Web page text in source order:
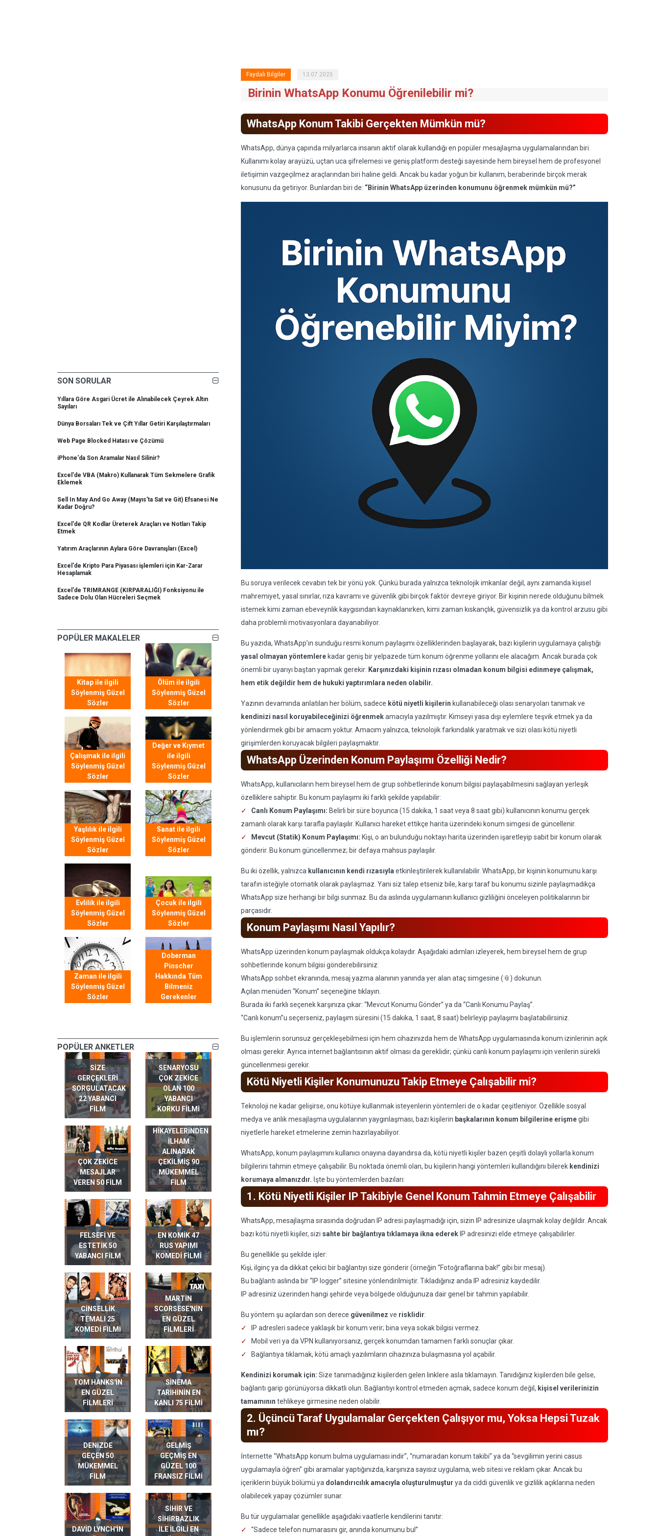
SON SORULAR
Yıllara Göre Asgari Ücret ile Alınabilecek Çeyrek Altın
Sayıları
Dünya Borsaları Tek ve Çift Yıllar Getiri Karşılaştırmaları
Web Page Blocked Hatası ve Çözümü
iPhone'da Son Aramalar Nasıl Silinir?
Excel'de VBA (Makro) Kullanarak Tüm Sekmelere Grafik
Eklemek
Sell In May And Go Away (Mayıs'ta Sat ve Git) Efsanesi Ne
Kadar Doğru?
Excel'de QR Kodlar Üreterek Araçları ve Notları Takip
Etmek
Yatırım Araçlarının Aylara Göre Davranışları (Excel)
Excel'de Kripto Para Piyasası işlemleri için Kar-Zarar
Hesaplamak
Excel'de TRIMRANGE (KIRPARALIĞI) Fonksiyonu ile
Sadece Dolu Olan Hücreleri Seçmek
POPÜLER MAKALELER
Kitap ile ilgili
Söylenmiş Güzel
Sözler
Ölüm ile ilgili
Söylenmiş Güzel
Sözler
Çalışmak ile ilgili
Söylenmiş Güzel
Sözler
Değer ve Kıymet
ile ilgili
Söylenmiş Güzel
Sözler
Yaşlılık ile ilgili
Söylenmiş Güzel
Sözler
Sanat ile ilgili
Söylenmiş Güzel
Sözler
Evlilik ile ilgili
Söylenmiş Güzel
Sözler
Çocuk ile ilgili
Söylenmiş Güzel
Sözler
Zaman ile ilgili
Söylenmiş Güzel
Sözler
Doberman
Pinscher
Hakkında Tüm
Bilmeniz
Gerekenler
POPÜLER ANKETLER
SIZE
GERÇEKLERI
SORGULATACAK
22 YABANCI
FILM
SENARYOSU
ÇOK ZEKICE
OLAN 100
YABANCI
KORKU FILMI
ÇOK ZEKICE
MESAJLAR
VEREN 50 FILM
GERÇEK HAYAT
HIKAYELERINDEN
ILHAM
ALINARAK
ÇEKILMIŞ 90
MÜKEMMEL
FILM
FELSEFI VE
ESTETIK 50
YABANCI FILM
EN KOMIK 47
RUS YAPIMI
KOMEDI FILMI
CINSELLIK
TEMALI 25
KOMEDI FILMI
MARTIN
SCORSESE'NIN
EN GÜZEL
FILMLERI
TOM HANKS'IN
EN GÜZEL
FILMLERI
SINEMA
TARIHININ EN
KANLI 75 FILMI
DENIZDE
GEÇEN 50
MÜKEMMEL
FILM
GELMIŞ
GEÇMIŞ EN
GÜZEL 100
FRANSIZ FILMI
DAVID LYNCH'IN
SIHIR VE
SIHIRBAZLIK
ILE ILGILI EN
Faydalı Bilgiler 13.07.2025
Birinin WhatsApp Konumu Öğrenilebilir mi?
WhatsApp Konum Takibi Gerçekten Mümkün mü?
WhatsApp, dünya çapında milyarlarca insanın aktif olarak kullandığı en popüler mesajlaşma uygulamalarından biri.
Kullanımı kolay arayüzü, uçtan uca şifrelemesi ve geniş platform desteği sayesinde hem bireysel hem de profesyonel
iletişimin vazgeçilmez araçlarından biri haline geldi. Ancak bu kadar yoğun bir kullanım, beraberinde birçok merak
konusunu da getiriyor. Bunlardan biri de: “Birinin WhatsApp üzerinden konumunu öğrenmek mümkün mü?”
Bu soruya verilecek cevabın tek bir yönü yok. Çünkü burada yalnızca teknolojik imkanlar değil, aynı zamanda kişisel
mahremiyet, yasal sınırlar, rıza kavramı ve güvenlik gibi birçok faktör devreye giriyor. Bir kişinin nerede olduğunu bilmek
istemek kimi zaman ebeveynlik kaygısından kaynaklanırken, kimi zaman kıskançlık, güvensizlik ya da kontrol arzusu gibi
daha problemli motivasyonlara dayanabiliyor.
Bu yazıda, WhatsApp’ın sunduğu resmi konum paylaşımı özelliklerinden başlayarak, bazı kişilerin uygulamaya çalıştığı
yasal olmayan yöntemlere kadar geniş bir yelpazede tüm konum öğrenme yollarını ele alacağım. Ancak burada çok
önemli bir uyarıyı baştan yapmak gerekir: Karşınızdaki kişinin rızası olmadan konum bilgisi edinmeye çalışmak,
hem etik değildir hem de hukuki yaptırımlara neden olabilir.
Yazının devamında anlatılan her bölüm, sadece kötü niyetli kişilerin kullanabileceği olası senaryoları tanımak ve
kendinizi nasıl koruyabileceğinizi öğrenmekamacıyla yazılmıştır. Kimseyi yasa dışı eylemlere teşvik etmek ya da
yönlendirmek gibi bir amacım yoktur. Amacım yalnızca, teknolojik farkındalık yaratmak ve sizi olası kötü niyetli
girişimlerden koruyacak bilgileri paylaşmaktır.
WhatsApp Üzerinden Konum Paylaşımı Özelliği Nedir?
WhatsApp, kullanıcıların hem bireysel hem de grup sohbetlerinde konum bilgisi paylaşabilmesini sağlayan yerleşik
özelliklere sahiptir. Bu konum paylaşımı iki farklı şekilde yapılabilir:
Canlı Konum Paylaşımı: Belirli bir süre boyunca (15 dakika, 1 saat veya 8 saat gibi) kullanıcının konumu gerçek
zamanlı olarak karşı tarafla paylaşılır. Kullanıcı hareket ettikçe harita üzerindeki konum simgesi de güncellenir.
Mevcut (Statik) Konum Paylaşımı: Kişi, o an bulunduğu noktayı harita üzerinden işaretleyip sabit bir konum olarak
gönderir. Bu konum güncellenmez; bir defaya mahsus paylaşılır.
Bu iki özellik, yalnızca kullanıcının kendi rızasıyla etkinleştirilerek kullanılabilir. WhatsApp, bir kişinin konumunu karşı
tarafın isteğiyle otomatik olarak paylaşmaz. Yani siz talep etseniz bile, karşı taraf bu konumu sizinle paylaşmadıkça
WhatsApp size herhangi bir bilgi sunmaz. Bu da aslında uygulamanın kullanıcı gizliliğini önceleyen politikalarının bir
parçasıdır.
Konum Paylaşımı Nasıl Yapılır?
WhatsApp üzerinden konum paylaşmak oldukça kolaydır. Aşağıdaki adımları izleyerek, hem bireysel hem de grup
sohbetlerinde konum bilgisi gönderebilirsiniz:
WhatsApp sohbet ekranında, mesaj yazma alanının yanında yer alan ataç simgesine (📎) dokunun.
Açılan menüden “Konum” seçeneğine tıklayın.
Burada iki farklı seçenek karşınıza çıkar: “Mevcut Konumu Gönder” ya da “Canlı Konumu Paylaş”.
“Canlı konum”u seçerseniz, paylaşım süresini (15 dakika, 1 saat, 8 saat) belirleyip paylaşımı başlatabilirsiniz.
Bu işlemlerin sorunsuz gerçekleşebilmesi için hem cihazınızda hem de WhatsApp uygulamasında konum izinlerinin açık
olması gerekir. Ayrıca internet bağlantısının aktif olması da gereklidir; çünkü canlı konum paylaşımı için verilerin sürekli
güncellenmesi gerekir.
Kötü Niyetli Kişiler Konumunuzu Takip Etmeye Çalışabilir mi?
Teknoloji ne kadar gelişirse, onu kötüye kullanmak isteyenlerin yöntemleri de o kadar çeşitleniyor. Özellikle sosyal
medya ve anlık mesajlaşma uygulalarının yaygınlaşması, bazı kişilerin başkalarının konum bilgilerine erişmegibi
niyetlerle hareket etmelerine zemin hazırlayabiliyor.
WhatsApp, konum paylaşımını kullanıcı onayına dayandırsa da, kötü niyetli kişiler bazen çeşitli dolaylı yollarla konum
bilgilerini tahmin etmeye çalışabilir. Bu noktada önemli olan, bu kişilerin hangi yöntemleri kullandığını bilerek kendinizi
korumaya almanızdır. İşte bu yöntemlerden bazıları:
1. Kötü Niyetli Kişiler IP Takibiyle Genel Konum Tahmin Etmeye Çalışabilir
WhatsApp, mesajlaşma sırasında doğrudan IP adresi paylaşmadığı için, sizin IP adresinize ulaşmak kolay değildir. Ancak
bazı kötü niyetli kişiler, sizi sahte bir bağlantıya tıklamaya ikna ederek IP adresinizi elde etmeye çalışabilirler.
Bu genellikle şu şekilde işler:
Kişi, ilginç ya da dikkat çekici bir bağlantıyı size gönderir (örneğin “Fotoğraflarına bak!” gibi bir mesaj).
Bu bağlantı aslında bir “IP logger” sitesine yönlendirilmiştir. Tıkladığınız anda IP adresiniz kaydedilir.
IP adresiniz üzerinden hangi şehirde veya bölgede olduğunuza dair genel bir tahmin yapılabilir.
Bu yöntem şu açılardan son derece güvenilmez ve risklidir:
IP adresleri sadece yaklaşık bir konum verir; bina veya sokak bilgisi vermez.
Mobil veri ya da VPN kullanıyorsanız, gerçek konumdan tamamen farklı sonuçlar çıkar.
Bağlantıya tıklamak, kötü amaçlı yazılımların cihazınıza bulaşmasına yol açabilir.
Kendinizi korumak için: Size tanımadığınız kişilerden gelen linklere asla tıklamayın. Tanıdığınız kişilerden bile gelse,
bağlantı garip görünüyorsa dikkatli olun. Bağlantıyı kontrol etmeden açmak, sadece konum değil, kişisel verilerinizin
tamamının tehlikeye girmesine neden olabilir.
2. Üçüncü Taraf Uygulamalar Gerçekten Çalışıyor mu, Yoksa Hepsi Tuzak
mı?
İnternette “WhatsApp konum bulma uygulaması indir”, “numaradan konum takibi” ya da “sevgilimin yerini casus
uygulamayla öğren” gibi aramalar yaptığınızda, karşınıza sayısız uygulama, web sitesi ve reklam çıkar. Ancak bu
içeriklerin büyük bölümü ya dolandırıcılık amacıyla oluşturulmuştur ya da ciddi güvenlik ve gizlilik açıklarına neden
olabilecek yapay çözümler sunar.
Bu tür uygulamalar genellikle aşağıdaki vaatlerle kendilerini tanıtır:
“Sadece telefon numarasını gir, anında konumunu bul”